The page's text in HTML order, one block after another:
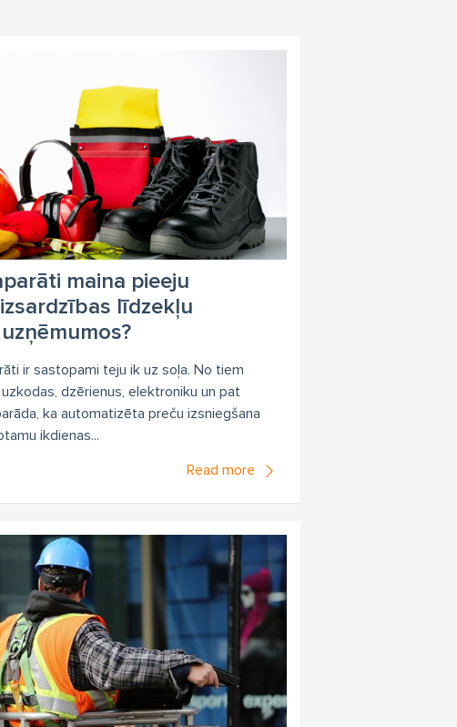
individuālie aizsardzības līdzekļi
darba drošība darba apģērbs
maina pieeju
līdzekļu
ir sastopami teju ik uz soļa. No tiem
dzērienus, elektroniku un pat
ka automatizēta preču izsniegšana
ikdienas...
Read more